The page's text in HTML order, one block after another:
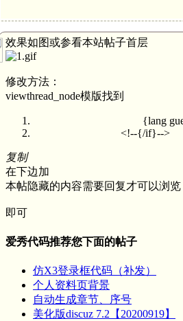
效果如图或参看本站帖子首层
修改方法：
viewthread_node模版找到
{lang guest}
<!--{/if}-->
复制
在下边加
本帖隐藏的内容需要回复才可以浏览
即可
爱秀代码推荐您下面的帖子
仿X3登录框代码（补发）
个人资料页背景
自动生成章节、序号
美化版discuz 7.2【20200919】